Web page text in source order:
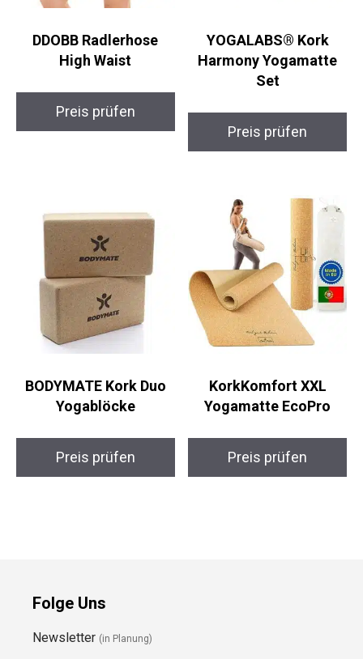
DDOBB Radlerhose
High Waist
Preis prüfen
YOGALABS® Kork
Harmony Yogamatte
Set
Preis prüfen
BODYMATE Kork Duo
Yogablöcke
Preis prüfen
KorkKomfort XXL
Yogamatte EcoPro
Preis prüfen
Folge Uns
Newsletter (in Planung)